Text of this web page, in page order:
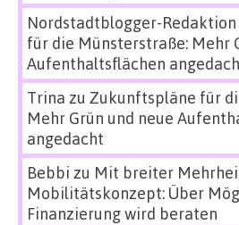
Nordstadtblogger-Redaktion
für die Münsterstraße: Mehr
Aufenthaltsflächen
Trina zu Zukunftspläne für
Mehr Grün und neue
angedacht
Bebbi zu Mit breiter
Mobilitätskonzept: Über
Finanzierung wird beraten